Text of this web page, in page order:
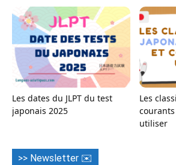
Les dates du JLPT du test
japonais 2025
Les
utiliser
>> Newsletter ✉️